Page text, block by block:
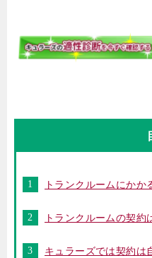
トランクルームにかか
トランクルームの契
キュラーズでは契約は